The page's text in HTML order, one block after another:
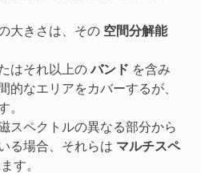
大きさは、その 空間分解能
はそれ以上のバンド を含み
的なエリアをカバーするが、
。
スペクトルの異なる部分から
る場合、それらは マルチスペ
す。